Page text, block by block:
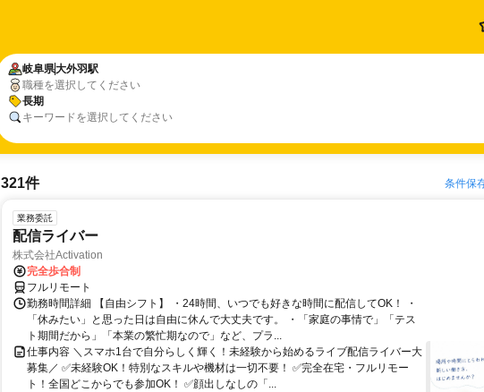
岐阜県大外羽駅
職種を選択してください
長期
キーワードを選択してください
321件 条件保
業務委託
配信ライバー
株式会社Activation
完全歩合制
フルリモート
勤務時間詳細 【自由シフト】 ・24時間、いつでも好きな時間に配信してOK！ ・
「休みたい」と思った日は自由に休んで大丈夫です。 ・「家庭の事情で」「テス
ト期間だから」「本業の繁忙期なので」など、プラ...
仕事内容 ＼スマホ1台で自分らしく輝く！未経験から始めるライブ配信ライバー大
募集／ ✅未経験OK！特別なスキルや機材は一切不要！ ✅完全在宅・フルリモー
ト！全国どこからでも参加OK！ ✅顔出しなしの「...